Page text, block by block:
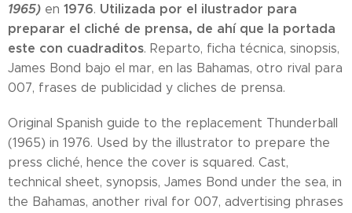
1965) en 1976. Utilizada por el ilustrador para
preparar el cliché de prensa, de ahí que la portada
este con cuadraditos. Reparto, ficha técnica, sinopsis,
James Bond bajo el mar, en las Bahamas, otro rival para
007, frases de publicidad y cliches de prensa.
Original Spanish guide to the replacement Thunderball
(1965) in 1976. Used by the illustrator to prepare the
press cliché, hence the cover is squared. Cast,
technical sheet, synopsis, James Bond under the sea, in
the Bahamas, another rival for 007, advertising phrases